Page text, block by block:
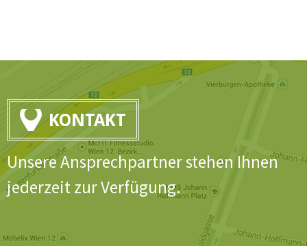
KONTAKT
Unsere Ansprechpartner stehen Ihnen
jederzeit zur Verfügung.